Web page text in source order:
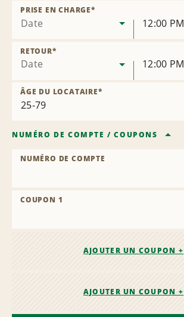
Date
PRISE EN CHARGE*
12:00 PM
Date
RETOUR*
12:00 PM
ÂGE DU LOCATAIRE*
NUMÉRO DE COMPTE /COUPONS
NUMÉRO DE COMPTE
COUPON 1
AJOUTER UN COUPON +
AJOUTER UN COUPON +